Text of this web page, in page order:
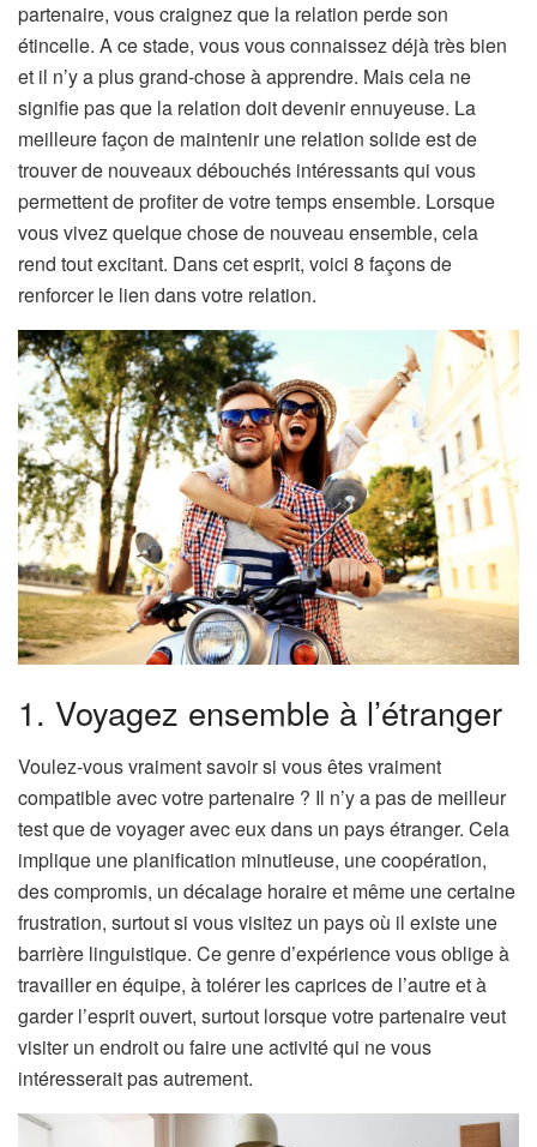
partenaire, vous craignez que la relation perde son
étincelle. A ce stade, vous vous connaissez déjà très bien
et il n’y a plus grand-chose à apprendre. Mais cela ne
signifie pas que la relation doit devenir ennuyeuse. La
meilleure façon de maintenir une relation solide est de
trouver de nouveaux débouchés intéressants qui vous
permettent de profiter de votre temps ensemble. Lorsque
vous vivez quelque chose de nouveau ensemble, cela
rend tout excitant. Dans cet esprit, voici 8 façons de
renforcer le lien dans votre relation.
1. Voyagez ensemble à l’étranger
Voulez-vous vraiment savoir si vous êtes vraiment
compatible avec votre partenaire ? Il n’y a pas de meilleur
test que de voyager avec eux dans un pays étranger. Cela
implique une planification minutieuse, une coopération,
des compromis, un décalage horaire et même une certaine
frustration, surtout si vous visitez un pays où il existe une
barrière linguistique. Ce genre d’expérience vous oblige à
travailler en équipe, à tolérer les caprices de l’autre et à
garder l’esprit ouvert, surtout lorsque votre partenaire veut
visiter un endroit ou faire une activité qui ne vous
intéresserait pas autrement.